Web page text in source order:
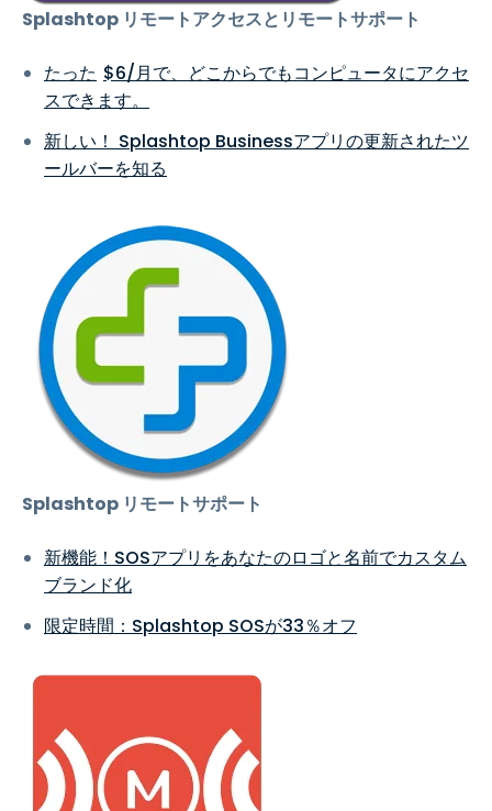
Splashtop リモートアクセスとリモートサポート
たった $6/月で、どこからでもコンピュータにアクセ
スできます。
新しい！ Splashtop Businessアプリの更新されたツ
ールバーを知る
Splashtop リモートサポート
新機能！SOSアプリをあなたのロゴと名前でカスタム
ブランド化
限定時間：Splashtop SOSが33％オフ